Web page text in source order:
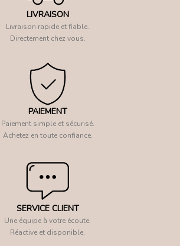
LIVRAISON
Livraison rapide et fiable.
Directement chez vous.
PAIEMENT
Paiement simple et sécurisé.
Achetez en toute confiance.
SERVICE CLIENT
Une équipe à votre écoute.
Réactive et disponible.